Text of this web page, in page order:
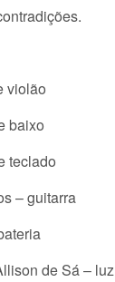
violão
baixo
teclado
– guitarra
de Sá – luz